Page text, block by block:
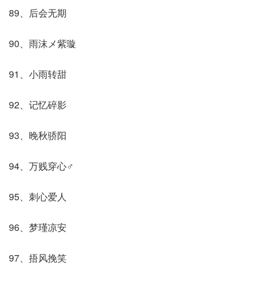
89、后会无期
90、雨沫メ紫璇
91、小雨转甜
92、记忆碎影
93、晚秋骄阳
94、万贱穿心♂
95、刺心爱人
96、梦瑾凉安
97、捂风挽笑